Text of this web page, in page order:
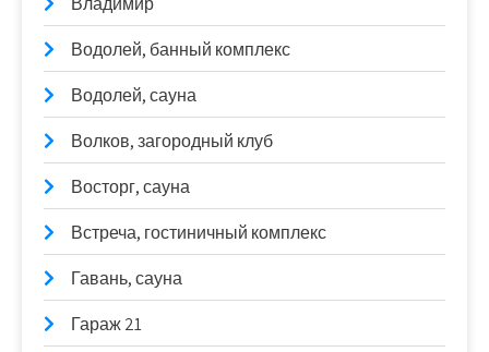
Водолей, банный комплекс
Водолей, сауна
Волков, загородный клуб
Восторг, сауна
Встреча, гостиничный комплекс
Гавань, сауна
Гараж 21